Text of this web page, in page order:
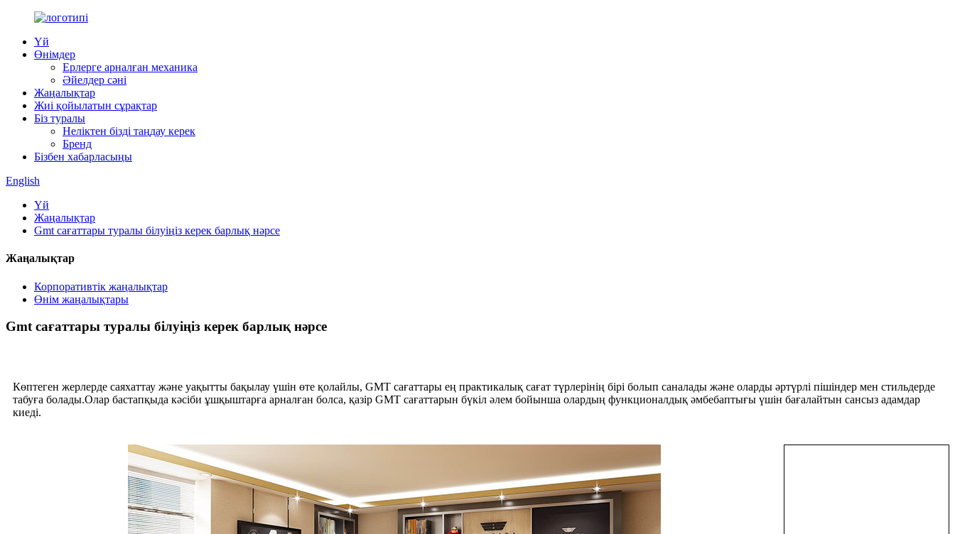
Үй
Өнімдер
Ерлерге арналған механика
Әйелдер сәні
Жаңалықтар
Жиі қойылатын сұрақтар
Біз туралы
Неліктен бізді таңдау керек
Бренд
Бізбен хабарласыңы
English
Үй
Жаңалықтар
Gmt сағаттары туралы білуіңіз керек барлық нәрсе
Жаңалықтар
Корпоративтік жаңалықтар
Өнім жаңалықтары
Gmt сағаттары туралы білуіңіз керек барлық нәрсе
Көптеген жерлерде саяхаттау және уақытты бақылау үшін өте қолайлы, GMT сағаттары ең практикалық сағат түрлерінің бірі болып саналады және оларды әртүрлі пішіндер мен стильдерде
табуға болады.Олар бастапқыда кәсіби ұшқыштарға арналған болса, қазір GMT сағаттарын бүкіл әлем бойынша олардың функционалдық әмбебаптығы үшін бағалайтын сансыз адамдар
киеді.